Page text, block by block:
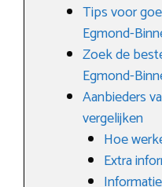
Tips voor
Egmond-
Zoek de
Egmond-
Aanbieders
vergelijken
Hoe
Extra